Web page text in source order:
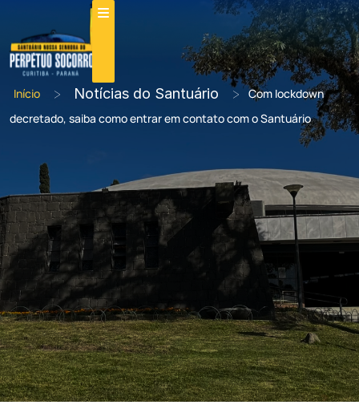
Início > Notícias do Santuário > Com lockdown
decretado, saiba como entrar em contato com o Santuário